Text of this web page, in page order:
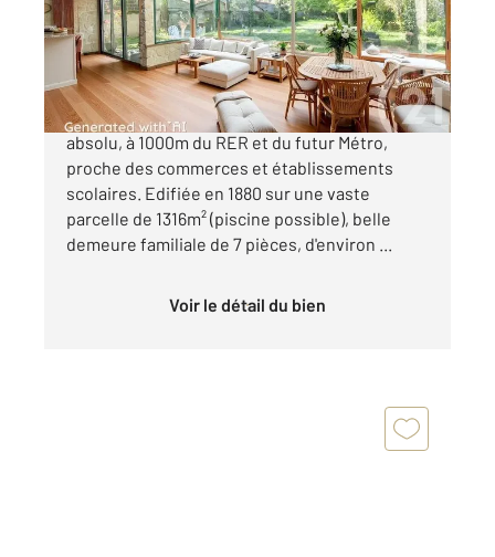
Maison à vendre
1 350 000 €
Quartier très recherché Diderot, au calme
absolu, à 1000m du RER et du futur Métro,
proche des commerces et établissements
scolaires. Edifiée en 1880 sur une vaste
parcelle de 1316m² (piscine possible), belle
demeure familiale de 7 pièces, d'environ ...
Voir le détail du bien